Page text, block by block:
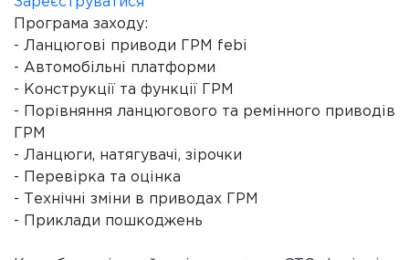
Програма заходу:
- Ланцюгові приводи ГРМ febi
- Автомобільні платформи
- Конструкції та функції ГРМ
- Порівняння ланцюгового та ремінного приводів
ГРМ
- Ланцюги, натягувачі, зірочки
- Перевірка та оцінка
- Технічні зміни в приводах ГРМ
- Приклади пошкоджень